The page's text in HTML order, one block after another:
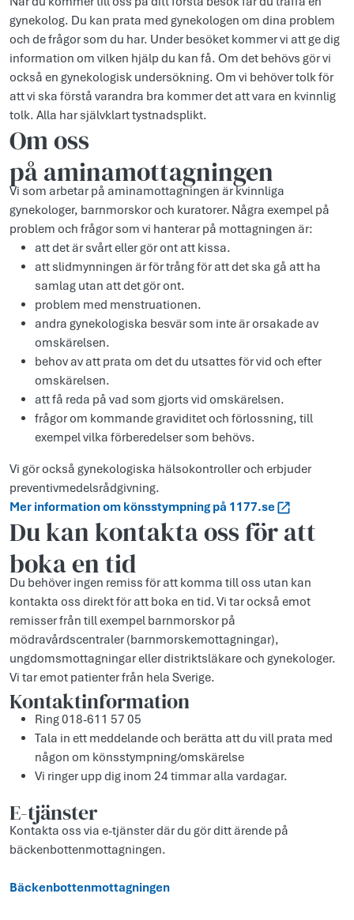
gynekolog. Du kan prata med gynekologen om dina problem
och de frågor som du har. Under besöket kommer vi att ge dig
information om vilken hjälp du kan få. Om det behövs gör vi
också en gynekologisk undersökning. Om vi behöver tolk för
att vi ska förstå varandra bra kommer det att vara en kvinnlig
tolk. Alla har självklart tystnadsplikt.
Om oss
på aminamottagningen
Vi som arbetar på aminamottagningen är kvinnliga
gynekologer, barnmorskor och kuratorer. Några exempel på
problem och frågor som vi hanterar på mottagningen är:
att det är svårt eller gör ont att kissa.
att slidmynningen är för trång för att det ska gå att ha
samlag utan att det gör ont.
problem med menstruationen.
andra gynekologiska besvär som inte är orsakade av
omskärelsen.
behov av att prata om det du utsattes för vid och efter
omskärelsen.
att få reda på vad som gjorts vid omskärelsen.
frågor om kommande graviditet och förlossning, till
exempel vilka förberedelser som behövs.
Vi gör också gynekologiska hälsokontroller och erbjuder
preventivmedelsrådgivning.
Mer information om könsstympning på 1177.se
Du kan kontakta oss för att
boka en tid
Du behöver ingen remiss för att komma till oss utan kan
kontakta oss direkt för att boka en tid. Vi tar också emot
remisser från till exempel barnmorskor på
mödravårdscentraler (barnmorskemottagningar),
ungdomsmottagningar eller distriktsläkare och gynekologer.
Vi tar emot patienter från hela Sverige.
Kontaktinformation
Ring 018-611 57 05
Tala in ett meddelande och berätta att du vill prata med
någon om könsstympning/omskärelse
Vi ringer upp dig inom 24 timmar alla vardagar.
E-tjänster
Kontakta oss via e-tjänster där du gör ditt ärende på
bäckenbottenmottagningen.
Bäckenbottenmottagningen